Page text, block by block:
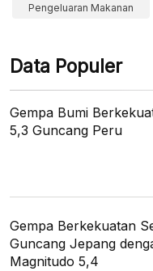
Pengeluaran Makanan
Data Populer
Gempa Bumi
5,3 Guncang Peru
Gempa Berkekuatan
Guncang Jepang
Magnitudo 5,4